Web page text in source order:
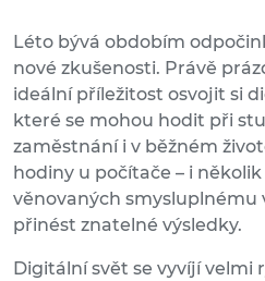
Léto bývá obdobím
nové zkušenosti. Právě
ideální příležitost osvojit si
které se mohou hodit při
zaměstnání i v běžném
hodiny u počítače – i
věnovaných smysluplnému
přinést znatelné výsledky.
Digitální svět se vyvíjí velmi